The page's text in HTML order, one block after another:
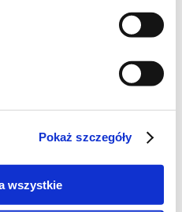
Pokaż szczegóły
wszystkie
wymoczone w
niewielkie kawałki.